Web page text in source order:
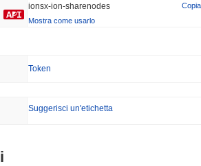
ionsx-ion-sharenodes
Copia
Mostra come usarlo
Token
Suggerisci un'etichetta